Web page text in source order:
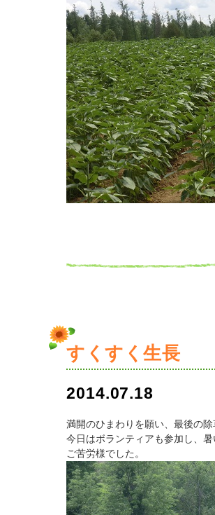
すくすく生長
2014.07.18
満開のひまわりを願い、最後の
今日はボランティアも参加し、
ご苦労様でした。